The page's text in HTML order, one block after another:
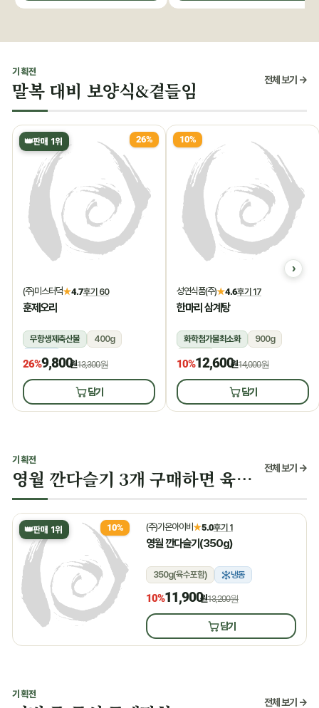
기획전
말복 대비 보양식&곁들임 전체 보기 →
👑판매 1위 26%
(주)미스터덕★4.7후기 60
훈제오리
무항생제축산물
400g
냉동
26%9,800원13,300원
담기
10%
성연식품(주)★4.6후기 17
한마리 삼계탕
화학첨가물최소화
900g
상온
10%12,600원14,000원
담기
기획전
영월 깐다슬기 3개 구매하면 육수 증정 전체 보기 →
👑판매 1위 10% (주)가온아이비★5.0후기 1
영월 깐다슬기(350g)
350g(육수포함) 냉동
10%11,900원13,200원
담기
기획전
전체 보기 →